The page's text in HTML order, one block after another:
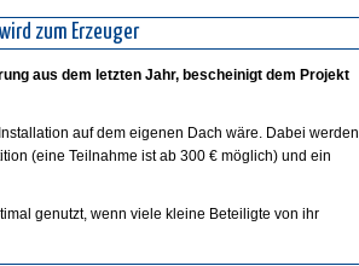
zum Erzeuger
aus dem letzten Jahr, bescheinigt dem Projekt
auf dem eigenen Dach wäre. Dabei werden
(eine Teilnahme ist ab 300 € möglich) und ein
genutzt, wenn viele kleine Beteiligte von ihr